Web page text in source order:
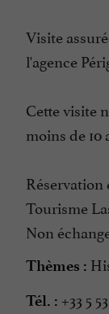
Visite
l'agence
Cette visite
moins de 10
Tourisme
Non
Thèmes :
Tél. : +33 5